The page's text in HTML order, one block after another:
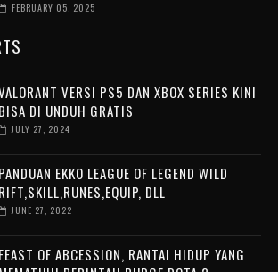
FEBRUARY 05, 2025
VERSI PS5 DAN XBOX SERIES KINI
BISA DI UNDUH GRATIS
JULY 27, 2024
PANDUAN EKKO LEAGUE OF LEGEND WILD
RIFT,SKILL,RUNES,EQUIP, DLL
JUNE 27, 2022
FEAST OF ABCESSION, RANTAI HIDUP YANG